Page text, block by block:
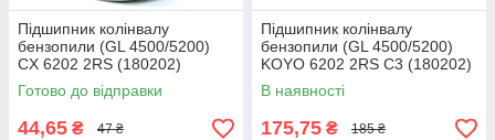
Підшипник колінвалу
бензопили (GL 4500/5200)
CX 6202 2RS (180202)
(15x35x11)
Готово до відправки
44,65 ₴ 47 ₴
Підшипник колінвалу
бензопили (GL 4500/5200)
KOYO 6202 2RS C3 (180202)
(15x35x11)
В наявності
175,75 ₴ 185 ₴